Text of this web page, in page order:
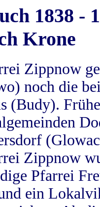
1838 -
Krone
Zippnow
noch die
(Budy).
Zippnow
Pfarrei
ein